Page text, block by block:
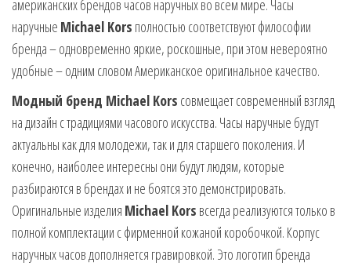
американских брендов часов наручных во всем мире. Часы
наручные Michael Kors полностью соответствуют философии
бренда – одновременно яркие, роскошные, при этом невероятно
удобные – одним словом Американское оригинальное качество.
Модный бренд Michael Kors совмещает современный взгляд
на дизайн с традициями часового искусства. Часы наручные будут
актуальны как для молодежи, так и для старшего поколения. И
конечно, наиболее интересны они будут людям, которые
разбираются в брендах и не боятся это демонстрировать.
Оригинальные изделия Michael Kors всегда реализуются только в
полной комплектации с фирменной кожаной коробочкой. Корпус
наручных часов дополняется гравировкой. Это логотип бренда